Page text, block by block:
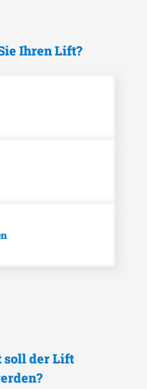
Ihren Lift?
soll der Lift